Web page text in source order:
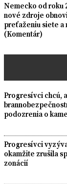
Nemecko od roku
nové zdroje
preťaženiu siete a
(Komentár)
Progresívci chcú,
podozrenia o
Progresívci
okamžite zrušila
zonácií